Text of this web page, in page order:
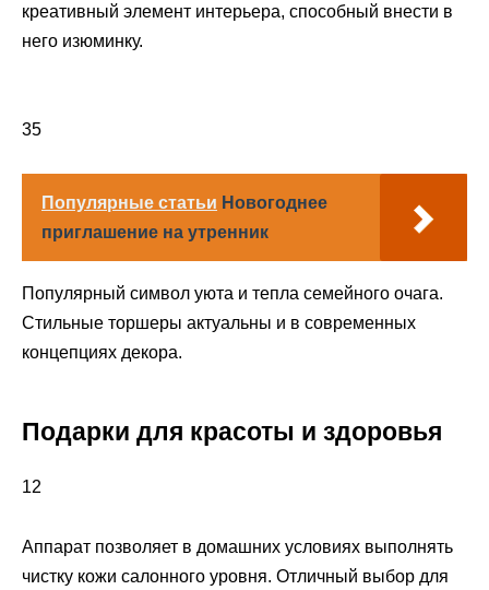
креативный элемент интерьера, способный внести в
него изюминку.
35
Популярные статьи Новогоднее
приглашение на утренник
Популярный символ уюта и тепла семейного очага.
Стильные торшеры актуальны и в современных
концепциях декора.
Подарки для красоты и здоровья
12
Аппарат позволяет в домашних условиях выполнять
чистку кожи салонного уровня. Отличный выбор для